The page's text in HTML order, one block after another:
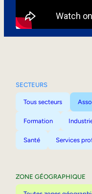
SECTEURS
Tous secteurs
Formation
Santé Services
ZONE GÉOGRAPHIQUE